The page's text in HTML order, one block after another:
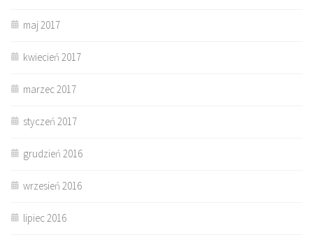
maj 2017
kwiecień 2017
marzec 2017
styczeń 2017
grudzień 2016
wrzesień 2016
lipiec 2016